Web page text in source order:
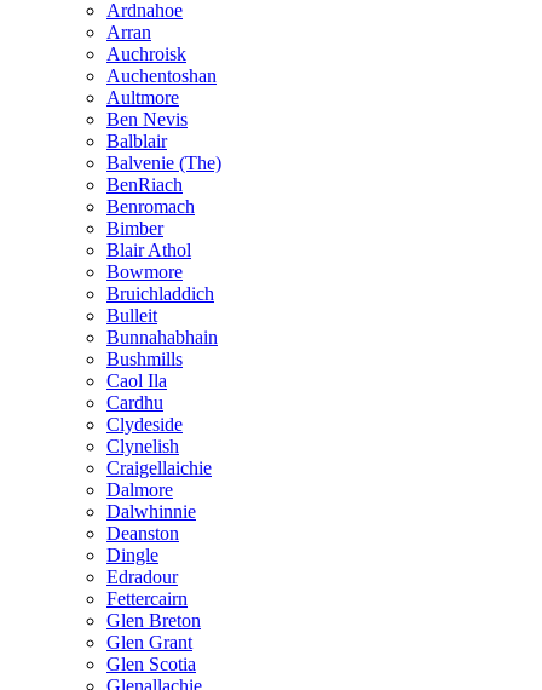
Ardnahoe
Arran
Auchroisk
Auchentoshan
Aultmore
Ben Nevis
Balblair
Balvenie (The)
BenRiach
Benromach
Bimber
Blair Athol
Bowmore
Bruichladdich
Bulleit
Bunnahabhain
Bushmills
Caol Ila
Cardhu
Clydeside
Clynelish
Craigellaichie
Dalmore
Dalwhinnie
Deanston
Dingle
Edradour
Fettercairn
Glen Breton
Glen Grant
Glen Scotia
Glenallachie